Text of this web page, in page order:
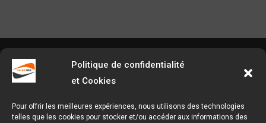
Politique de confidentialité
et Cookies
Pour offrir les meilleures expériences, nous utilisons des technologies
telles que les cookies pour stocker et/ou accéder aux informations des
Agence Facem Web